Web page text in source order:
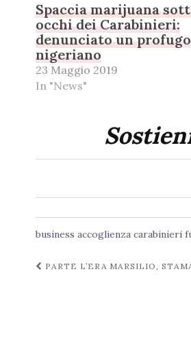
Spaccia marijuana
occhi dei Carabinieri:
denunciato un profugo
nigeriano
23 Maggio 2019
In "News"
business accoglienza carabinieri
Navigazione
PARTE L’ERA MARSILIO,